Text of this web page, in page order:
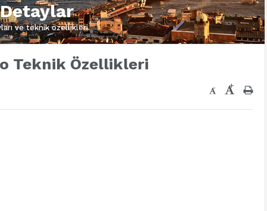
ve teknik özellikleri.
Teknik Özellikleri
- +